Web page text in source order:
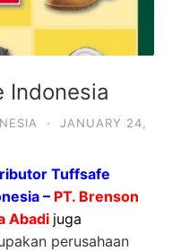
Indonesia
·
JANUARY 24,
Tuffsafe
– PT. Brenson
Abadi juga
perusahaan